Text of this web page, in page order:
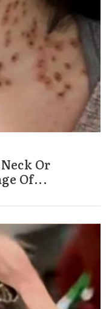
Or
Of...